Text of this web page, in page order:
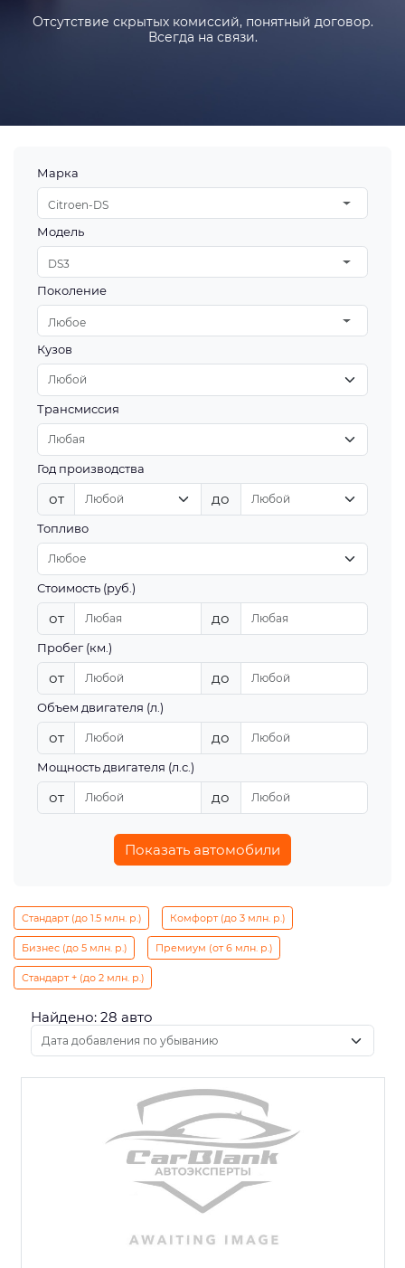
Отсутствие скрытых комиссий, понятный договор.
Всегда на связи.
Марка
Citroen-DS
Модель
DS3
Поколение
Любое
Кузов
Трансмиссия
Год производства
от до
Топливо
Стоимость (руб.)
от до
Пробег (км.)
от до
Объем двигателя (л.)
от до
Мощность двигателя (л.с.)
от до
Показать автомобили
Стандарт (до 1.5 млн. р.) Комфорт (до 3 млн. р.)
Бизнес (до 5 млн. р.) Премиум (от 6 млн. р.)
Стандарт + (до 2 млн. р.)
Найдено: 28 авто